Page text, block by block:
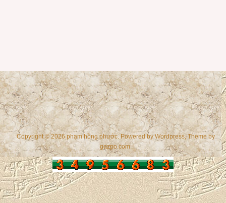
Copyright © 2026 phạm hồng phước. Powered byWordpress, Theme by
gazpo.com.